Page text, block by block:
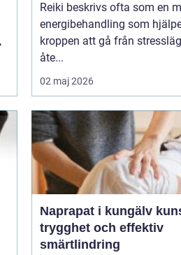
Reiki beskrivs ofta som en
energibehandling som
kroppen att gå från
åte...
02 maj 2026
Naprapat i kungälv kunskap,
trygghet och effektiv
smärtlindring